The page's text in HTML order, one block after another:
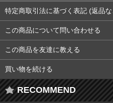
特定商取引法に基づく表記 (返品
この商品について問い合わせる
この商品を友達に教える
買い物を続ける
RECOMMEND